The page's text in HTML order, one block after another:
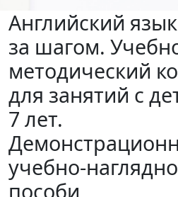
Английский
за шагом.
методический
для занятий с
7 лет.
учебно-
пособи